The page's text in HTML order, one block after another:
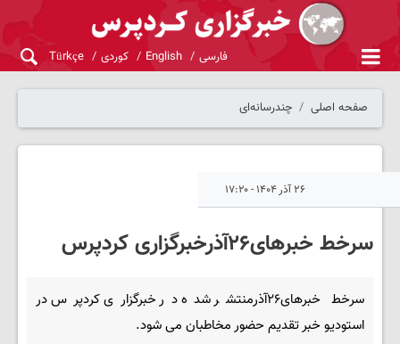
فارسی English کوردی Türkçe
صفحه اصلی چندرسانه‌ای
۲۶ آذر ۱۴۰۴ - ۱۷:۲۰
سرخط خبرهای۲۶آذرخبرگزاری کردپرس
سرخط خبرهای۲۶آذرمنتشر شده در خبرگزاری کردپرس در
استودیو خبر تقدیم حضور مخاطبان می شود.